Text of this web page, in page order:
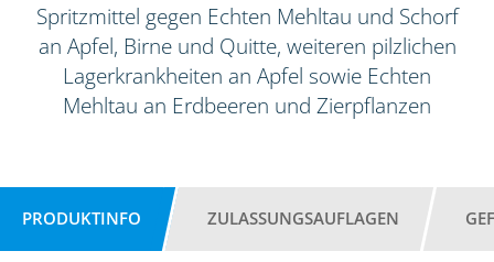
Spritzmittel gegen Echten Mehltau und Schorf
an Apfel, Birne und Quitte, weiteren pilzlichen
Lagerkrankheiten an Apfel sowie Echten
Mehltau an Erdbeeren und Zierpflanzen
PRODUKTINFO ZULASSUNGSAUFLAGEN